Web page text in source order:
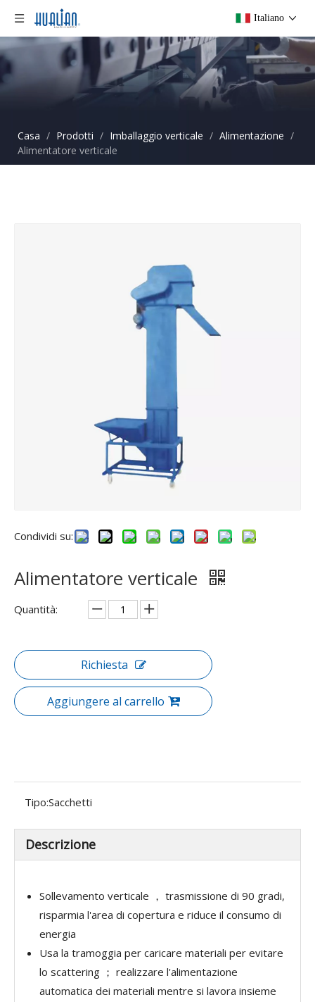
Italiano
Casa / Prodotti / Imballaggio verticale / Alimentazione /
Alimentatore verticale
Condividi su:
Alimentatore verticale
Quantità:
Richiesta
Aggiungere al carrello
Tipo:Sacchetti
Descrizione
Sollevamento verticale ， trasmissione di 90 gradi,
risparmia l'area di copertura e riduce il consumo di
energia
Usa la tramoggia per caricare materiali per evitare
lo scattering ； realizzare l'alimentazione
automatica dei materiali mentre si lavora insieme